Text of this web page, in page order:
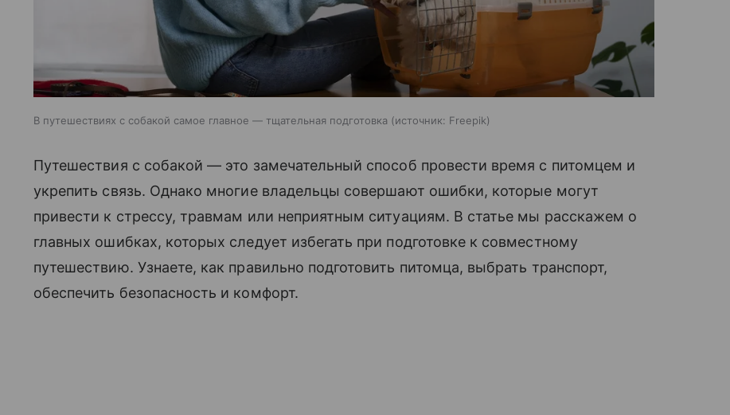
В путешествиях с собакой самое главное — тщательная подготовка источник: Freepik
Путешествия с собакой — это замечательный способ провести время с питомцем и
укрепить связь. Однако многие владельцы совершают ошибки, которые могут
привести к стрессу, травмам или неприятным ситуациям. В статье мы расскажем о
главных ошибках, которых следует избегать при подготовке к совместному
путешествию. Узнаете, как правильно подготовить питомца, выбрать транспорт,
обеспечить безопасность и комфорт.